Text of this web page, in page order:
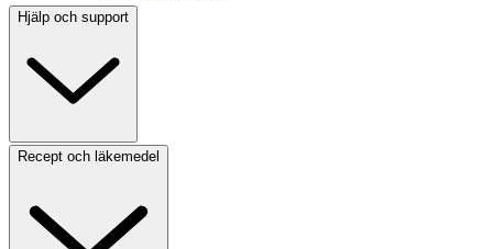
Hjälp och support
Recept och läkemedel